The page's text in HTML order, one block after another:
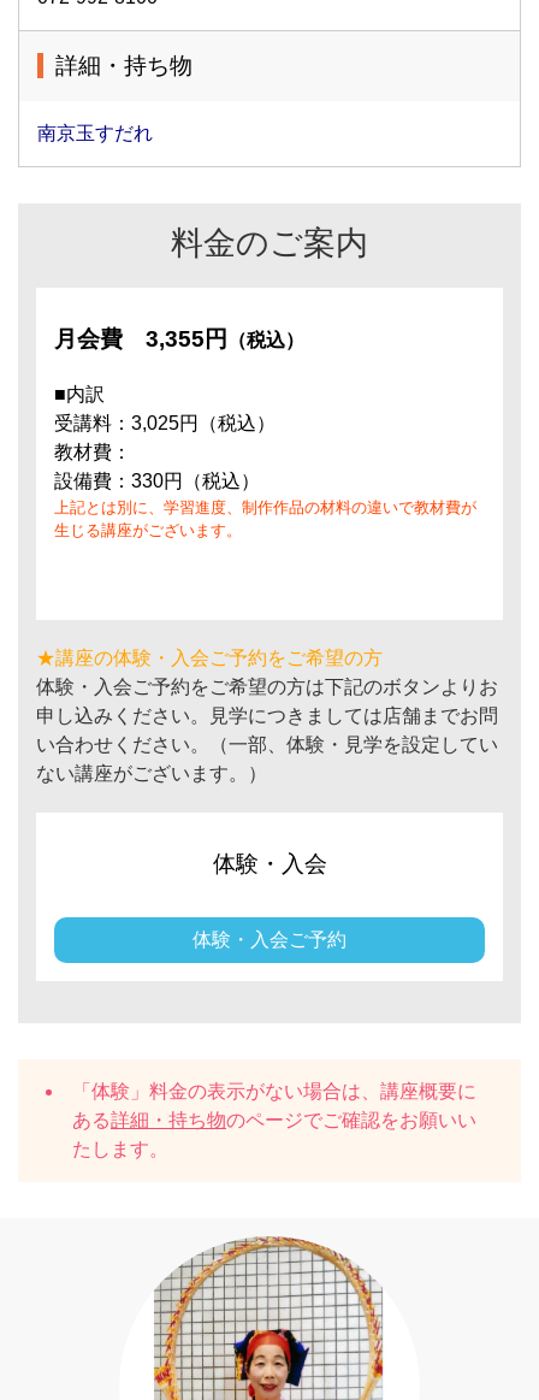
詳細・持ち物
南京玉すだれ
料金のご案内
月会費 3,355円 （税込）
■内訳
受講料：3,025円（税込）
教材費：
設備費：330円（税込）
上記とは別に、学習進度、制作作品の材料の違いで教材費が
生じる講座がございます。
★講座の体験・入会ご予約をご希望の方
体験・入会ご予約をご希望の方は下記のボタンよりお
申し込みください。見学につきましては店舗までお問
い合わせください。（一部、体験・見学を設定してい
ない講座がございます。）
体験・入会
体験・入会ご予約
「体験」料金の表示がない場合は、講座概要に
ある詳細・持ち物のページでご確認をお願いい
たします。